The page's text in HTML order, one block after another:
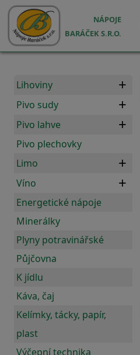
Přejít k hlavnímu obsahu
NÁPOJE
BARÁČEK S.R.O.
Lihoviny
Pivo sudy
Pivo lahve
Pivo plechovky
Limo
Víno
Energetické nápoje
Minerálky
Plyny potravinářské
Půjčovna
K jídlu
Káva, čaj
Kelímky, tácky, papír,
plast
Výčepní technika